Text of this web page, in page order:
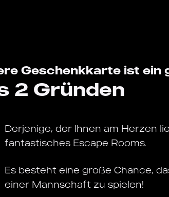
Geschenkkarte ist
2 Gründen
Derjenige, der Ihnen am Herzen
fantastisches Escape Rooms.
Es besteht eine große Chance,
einer Mannschaft zu spielen!